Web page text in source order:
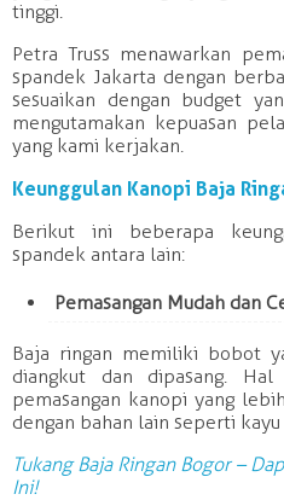
tinggi.
Petra Truss menawarkan
spandek Jakarta dengan
sesuaikan dengan budget
mengutamakan kepuasan
yang kami kerjakan.
Keunggulan Kanopi Baja
Berikut ini beberapa
spandek antara lain:
Pemasangan Mudah dan
Baja ringan memiliki bobot
diangkut dan dipasang.
pemasangan kanopi yang
dengan bahan lain seperti
Tukang Baja Ringan Bogor –
Ini!